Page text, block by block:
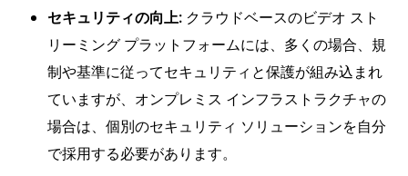
セキュリティの向上: クラウドベースのビデオ スト
リーミング プラットフォームには、多くの場合、規
制や基準に従ってセキュリティと保護が組み込まれ
ていますが、オンプレミス インフラストラクチャの
場合は、個別のセキュリティ ソリューションを自分
で採用する必要があります。